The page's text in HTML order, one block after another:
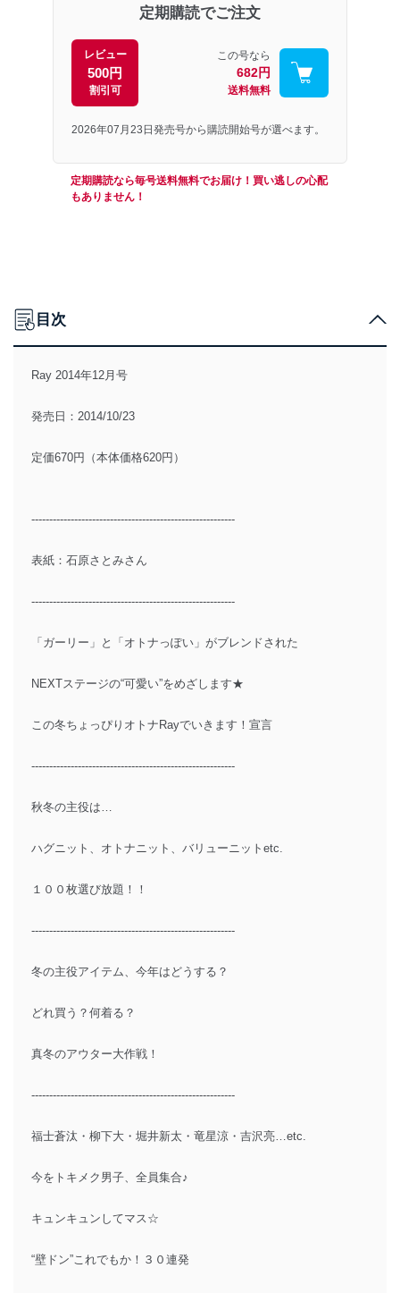
定期購読でご注文
レビュー
500円
割引可
この号なら
682円
送料無料
2026年07月23日発売号から購読開始号が選べます。
定期購読なら毎号送料無料でお届け！買い逃しの心配
もありません！
目次
Ray 2014年12月号
発売日：2014/10/23
定価670円（本体価格620円）
---------------------------------------------------------
表紙：石原さとみさん
---------------------------------------------------------
「ガーリー」と「オトナっぽい」がブレンドされた
NEXTステージの“可愛い”をめざします★
この冬ちょっぴりオトナRayでいきます！宣言
---------------------------------------------------------
秋冬の主役は…
ハグニット、オトナニット、バリューニットetc.
１００枚選び放題！！
---------------------------------------------------------
冬の主役アイテム、今年はどうする？
どれ買う？何着る？
真冬のアウター大作戦！
---------------------------------------------------------
福士蒼汰・柳下大・堀井新太・竜星涼・吉沢亮…etc.
今をトキメク男子、全員集合♪
キュンキュンしてマス☆
“壁ドン”これでもか！３０連発